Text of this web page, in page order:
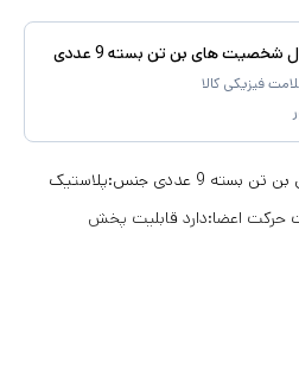
های بن تن بسته 9 عددی
فیزیکی کالا
اکشن فیگور مدل شخصیت های بن تن بسته 9 عددی جنس:پلاستیک
حرکت اعضا:دارد قابلیت پخش